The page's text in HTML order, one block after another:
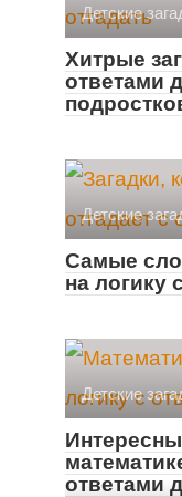
Детские
Хитрые
ответами
Детские
Самые
на логику
Детские
ответами